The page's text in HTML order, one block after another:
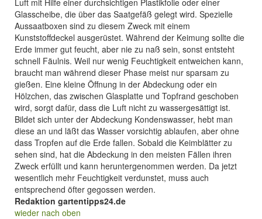
Luft mit Hilfe einer durchsichtigen Plastikfolie oder einer
Glasscheibe, die über das Saatgefäß gelegt wird. Spezielle
Aussaatboxen sind zu diesem Zweck mit einem
Kunststoffdeckel ausgerüstet. Während der Keimung sollte die
Erde immer gut feucht, aber nie zu naß sein, sonst entsteht
schnell Fäulnis. Weil nur wenig Feuchtigkeit entweichen kann,
braucht man während dieser Phase meist nur sparsam zu
gießen. Eine kleine Öffnung in der Abdeckung oder ein
Hölzchen, das zwischen Glasplatte und Topfrand geschoben
wird, sorgt dafür, dass die Luft nicht zu wassergesättigt ist.
Bildet sich unter der Abdeckung Kondenswasser, hebt man
diese an und läßt das Wasser vorsichtig ablaufen, aber ohne
dass Tropfen auf die Erde fallen. Sobald die Keimblätter zu
sehen sind, hat die Abdeckung in den meisten Fällen ihren
Zweck erfüllt und kann heruntergenommen werden. Da jetzt
wesentlich mehr Feuchtigkeit verdunstet, muss auch
entsprechend öfter gegossen werden.
Redaktion gartentipps24.de
wieder nach oben